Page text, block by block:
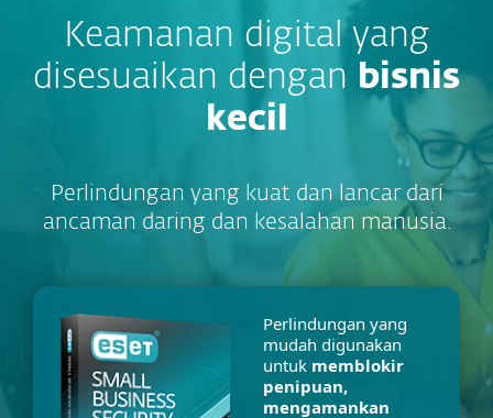
Keamanan digital yang
disesuaikan dengan bisnis
kecil
Perlindungan yang kuat dan lancar dari
ancaman daring dan kesalahan manusia.
Perlindungan yang
mudah digunakan
untuk memblokir
penipuan,
mengamankan